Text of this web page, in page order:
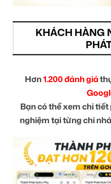
KHÁCH HÀNG
Hơn1.200 đánh giá
Bạn có thể xem chi
nghiệm tại từng chi